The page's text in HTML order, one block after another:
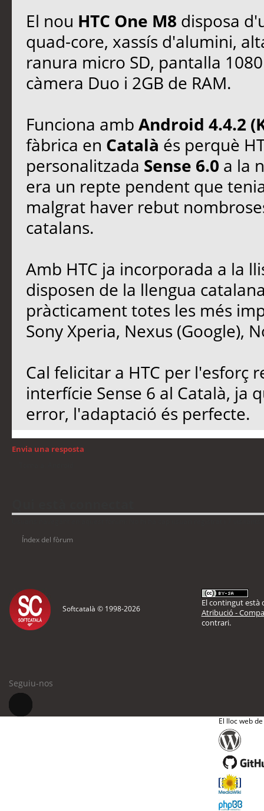
El nou HTC One M8 disposa
quad-core, xassís d'alumini,
ranura micro SD, pantalla
càmera Duo i 2GB de RAM.
Funciona amb Android 4.4.2
fàbrica en Català és perquè
personalitzada Sense 6.0 a la
era un repte pendent que
malgrat haver rebut
catalans.
Amb HTC ja incorporada a la
disposen de la llengua
pràcticament totes les més
Sony Xperia, Nexus (Google),
Cal felicitar a HTC per l'esforç
interfície Sense 6 al Català, ja
error, l'adaptació és perfecte.
Envia una resposta
Índex del fòrum
Softcatalà © 1998-2026
El contingut està
Atribució -
contrari.
Seguiu-nos
El lloc web